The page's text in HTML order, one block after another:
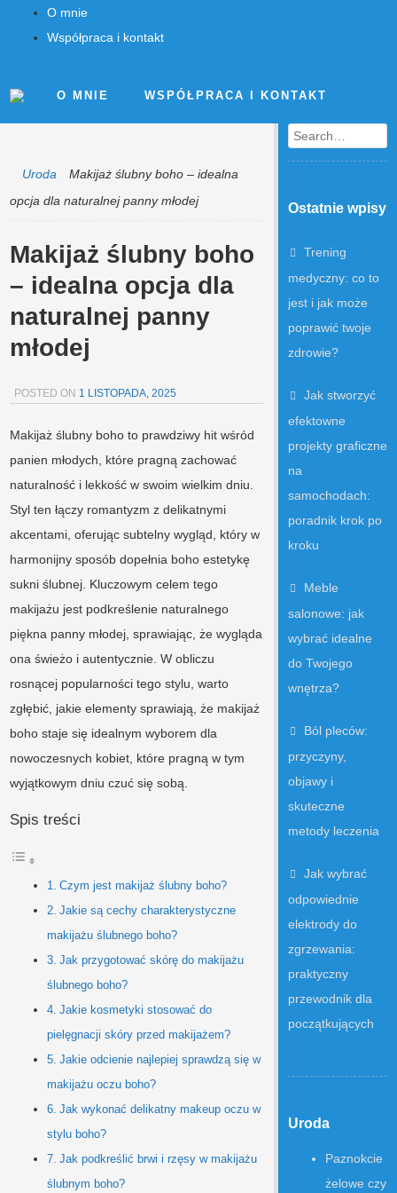
O mnie
Współpraca i kontakt
O MNIE WSPÓŁPRACA I KONTAKT
Uroda
Makijaż ślubny boho – idealna
opcja dla naturalnej panny młodej
Makijaż ślubny boho
– idealna opcja dla
naturalnej panny
młodej
POSTED ON 1 LISTOPADA, 2025
Makijaż ślubny boho to prawdziwy hit wśród
panien młodych, które pragną zachować
naturalność i lekkość w swoim wielkim dniu.
Styl ten łączy romantyzm z delikatnymi
akcentami, oferując subtelny wygląd, który w
harmonijny sposób dopełnia boho estetykę
sukni ślubnej. Kluczowym celem tego
makijażu jest podkreślenie naturalnego
piękna panny młodej, sprawiając, że wygląda
ona świeżo i autentycznie. W obliczu
rosnącej popularności tego stylu, warto
zgłębić, jakie elementy sprawiają, że makijaż
boho staje się idealnym wyborem dla
nowoczesnych kobiet, które pragną w tym
wyjątkowym dniu czuć się sobą.
Spis treści
Czym jest makijaż ślubny boho?
Jakie są cechy charakterystyczne
makijażu ślubnego boho?
Jak przygotować skórę do makijażu
ślubnego boho?
Jakie kosmetyki stosować do
pielęgnacji skóry przed makijażem?
Jakie odcienie najlepiej sprawdzą się w
makijażu oczu boho?
Jak wykonać delikatny makeup oczu w
stylu boho?
Jak podkreślić brwi i rzęsy w makijażu
ślubnym boho?
Search
Ostatnie wpisy
Trening
medyczny: co to
jest i jak może
poprawić twoje
zdrowie?
Jak stworzyć
efektowne
projekty graficzne
na
samochodach:
poradnik krok po
kroku
Meble
salonowe: jak
wybrać idealne
do Twojego
wnętrza?
Ból pleców:
przyczyny,
objawy i
skuteczne
metody leczenia
Jak wybrać
odpowiednie
elektrody do
zgrzewania:
praktyczny
przewodnik dla
początkujących
Uroda
Paznokcie
żelowe czy